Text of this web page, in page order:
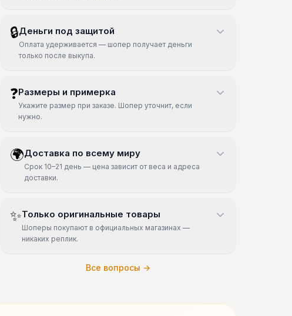
🔒Деньги под защитой
Оплата удерживается — шопер получает деньги
только после выкупа.
❓Размеры и примерка
Укажите размер при заказе. Шопер уточнит, если
нужно.
🌍Доставка по всему миру
Срок 10–21 день — цена зависит от веса и адреса
доставки.
✨Только оригинальные товары
Шоперы покупают в официальных магазинах —
никаких реплик.
Все вопросы →